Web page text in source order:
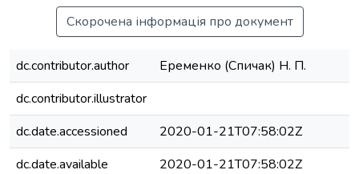
Скорочена інформація про документ
dc.contributor.author
Еременко (Спичак) Н. П.
dc.contributor.illustrator
dc.date.accessioned
2020-01-21T07:58:02Z
dc.date.available
2020-01-21T07:58:02Z